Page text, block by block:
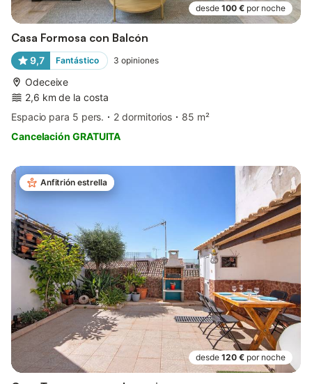
desde 100 € por noche
Casa Formosa con Balcón
9,7 Fantástico 3 opiniones
Odeceixe
2,6 km de la costa
Espacio para 5 pers.
2 dormitorios
85 m²
Cancelación GRATUITA
Anfitrión estrella
desde 120 € por noche